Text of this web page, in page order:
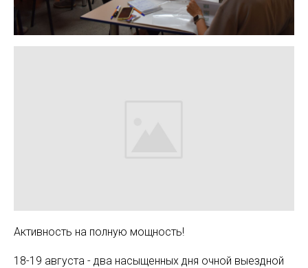
Активность на полную мощность!
18-19 августа - два насыщенных дня очной выездной